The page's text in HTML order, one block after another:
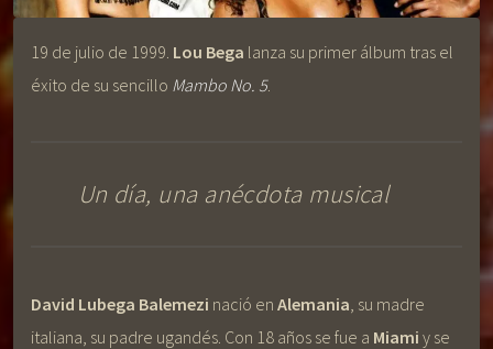
19 de julio de 1999. Lou Bega lanza su primer álbum tras el
éxito de su sencillo Mambo No. 5.
Un día, una anécdota musical
David Lubega Balemezi nació en Alemania , su madre
italiana, su padre ugandés. Con 18 años se fue a Miami y se